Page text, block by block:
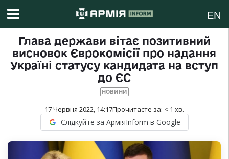
EN
Глава держави вітає позитивний
висновок Єврокомісії про надання
Україні статусу кандидата на вступ
до ЄС
НОВИНИ
17 Червня 2022, 14:17Прочитаєте за: < 1 хв.
Слідкуйте за АрміяInform в Google